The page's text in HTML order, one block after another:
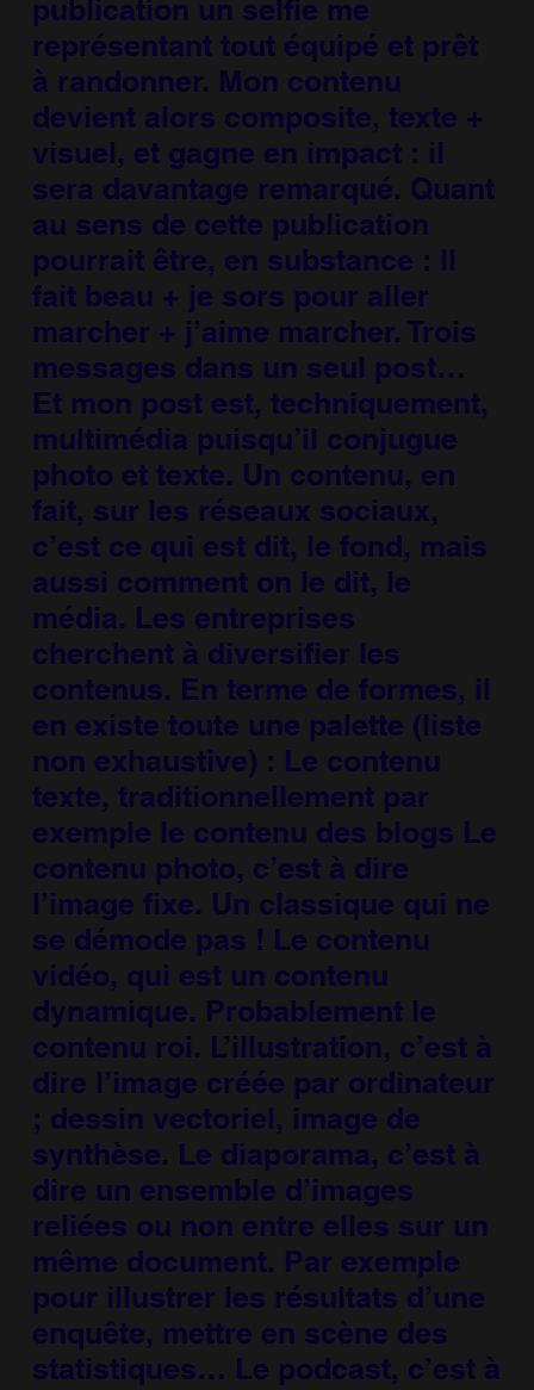
publication un selfie me
représentant tout équipé et prêt
à randonner. Mon contenu
devient alors composite, texte +
visuel, et gagne en impact : il
sera davantage remarqué. Quant
au sens de cette publication
pourrait être, en substance : Il
fait beau + je sors pour aller
marcher + j’aime marcher. Trois
messages dans un seul post…
Et mon post est, techniquement,
multimédia puisqu’il conjugue
photo et texte. Un contenu, en
fait, sur les réseaux sociaux,
c’est ce qui est dit, le fond, mais
aussi comment on le dit, le
média. Les entreprises
cherchent à diversifier les
contenus. En terme de formes, il
en existe toute une palette (liste
non exhaustive) : Le contenu
texte, traditionnellement par
exemple le contenu des blogs Le
contenu photo, c’est à dire
l’image fixe. Un classique qui ne
se démode pas ! Le contenu
vidéo, qui est un contenu
dynamique. Probablement le
contenu roi. L’illustration, c’est à
dire l’image créée par ordinateur
; dessin vectoriel, image de
synthèse. Le diaporama, c’est à
dire un ensemble d’images
reliées ou non entre elles sur un
même document. Par exemple
pour illustrer les résultats d’une
enquête, mettre en scène des
statistiques… Le podcast, c’est à